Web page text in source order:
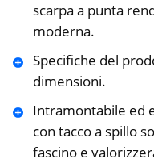
scarpa a punta
moderna.
Specifiche del
dimensioni.
Intramontabile ed
con tacco a spillo
fascino e